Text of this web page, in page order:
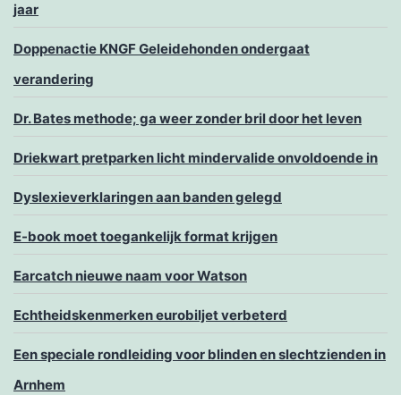
jaar
Doppenactie KNGF Geleidehonden ondergaat
verandering
Dr. Bates methode; ga weer zonder bril door het leven
Driekwart pretparken licht mindervalide onvoldoende in
Dyslexieverklaringen aan banden gelegd
E-book moet toegankelijk format krijgen
Earcatch nieuwe naam voor Watson
Echtheidskenmerken eurobiljet verbeterd
Een speciale rondleiding voor blinden en slechtzienden in
Arnhem